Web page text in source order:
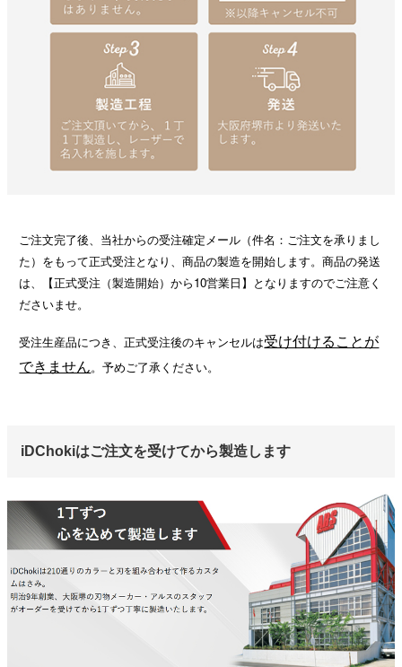
ご注文完了後、当社からの受注確定メール（件名：ご注文を承りまし
た）をもって正式受注となり、商品の製造を開始します。商品の発送
は、【正式受注（製造開始）から10営業日】となりますのでご注意く
ださいませ。
受注生産品につき、正式受注後のキャンセルは受け付けることが
できません。予めご了承ください。
iDChokiはご注文を受けてから製造します